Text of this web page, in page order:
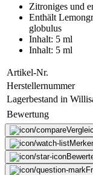
Zitroniges und
Enthält
globulus
Inhalt: 5 ml
Inhalt: 5 ml
Artikel-Nr.
Herstellernummer
Lagerbestand in
Bewertung